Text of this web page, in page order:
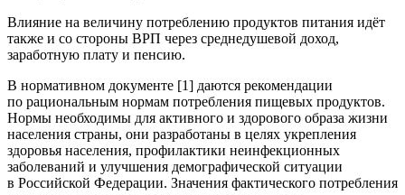
Влияние на величину потреблению продуктов питания идёт
также и со стороны ВРП через среднедушевой доход,
заработную плату и пенсию.
В нормативном документе [1] даются рекомендации
по рациональным нормам потребления пищевых продуктов.
Нормы необходимы для активного и здорового образа жизни
населения страны, они разработаны в целях укрепления
здоровья населения, профилактики неинфекционных
заболеваний и улучшения демографической ситуации
в Российской Федерации. Значения фактического потребления